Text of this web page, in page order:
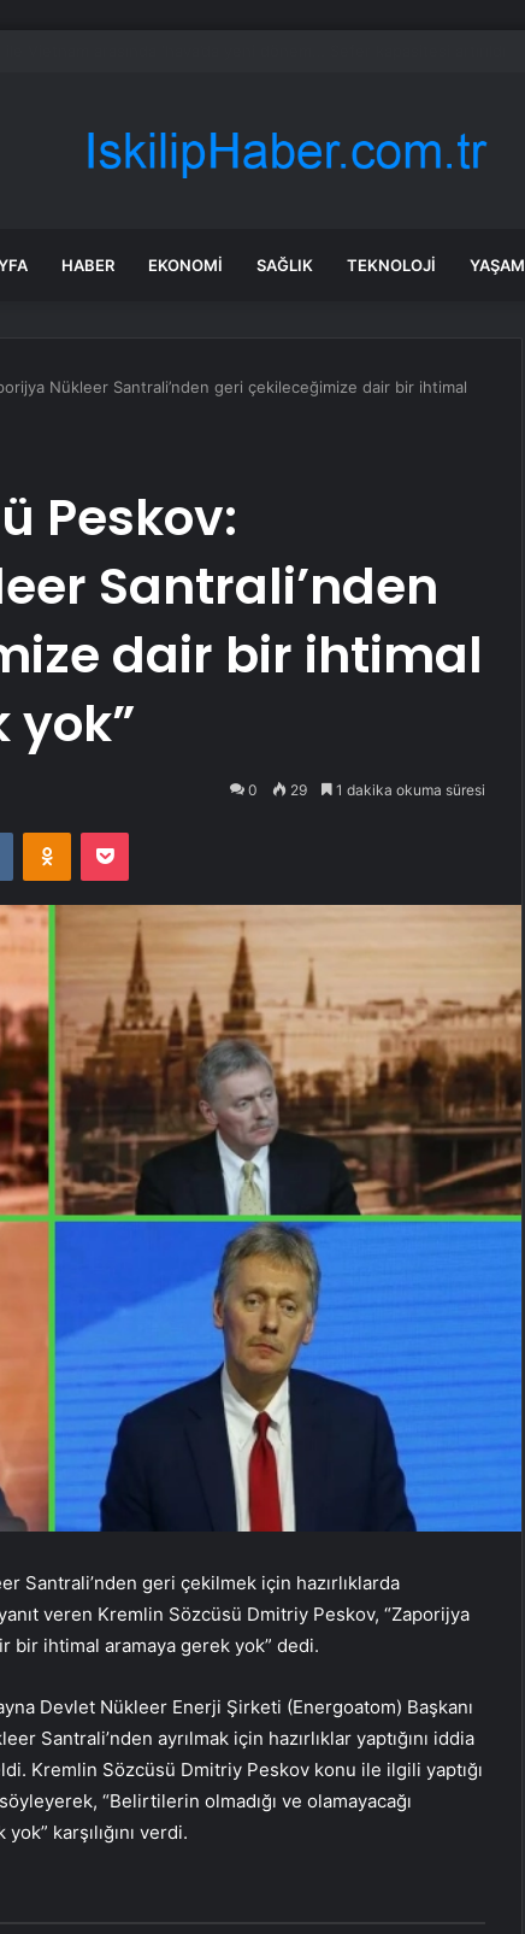
HABER EKONOMI SAĞLIK TEKNOLOJI YAŞAM
Nükleer Santrali’nden geri çekileceğimize dair bir ihtimal
Peskov:
Santrali’nden
dair bir ihtimal
0 29 1 dakika okuma süresi
VKontakteOdnoklassniki
Pocket
Santrali’nden geri çekilmek için hazırlıklarda
veren Kremlin Sözcüsü Dmitriy Peskov, “Zaporijya
bir ihtimal aramaya gerek yok” dedi.
Devlet Nükleer Enerji Şirketi (Energoatom) Başkanı
Santrali’nden ayrılmak için hazırlıklar yaptığını iddia
Kremlin Sözcüsü Dmitriy Peskov konu ile ilgili yaptığı
“Belirtilerin olmadığı ve olamayacağı
karşılığını verdi.